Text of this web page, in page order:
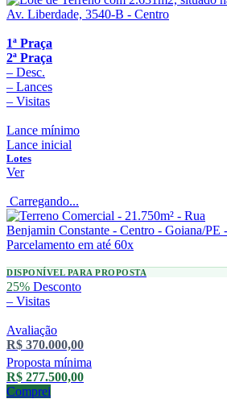
1ª Praça
2ª Praça
– Desc.
– Lances
– Visitas
Lance mínimo
Lance inicial
Lotes
Ver
Carregando...
DISPONÍVEL PARA PROPOSTA
25% Desconto
– Visitas
Avaliação
R$ 370.000,00
Proposta mínima
R$ 277.500,00
Comprei